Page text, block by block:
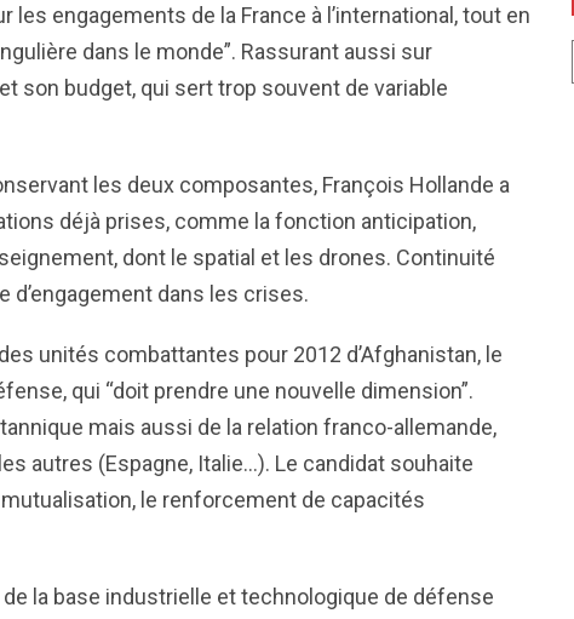
engagements de la France à l’international, tout en
dans le monde”. Rassurant aussi sur
son budget, qui sert trop souvent de variable
les deux composantes, François Hollande a
déjà prises, comme la fonction anticipation,
dont le spatial et les drones. Continuité
d’engagement dans les crises.
unités combattantes pour 2012 d’Afghanistan, le
qui “doit prendre une nouvelle dimension”.
mais aussi de la relation franco-allemande,
autres (Espagne, Italie…). Le candidat souhaite
le renforcement de capacités
la base industrielle et technologique de défense